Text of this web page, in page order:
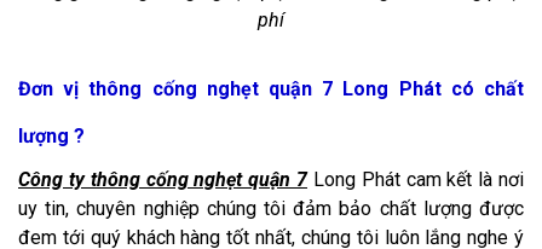
phí
Đơn vị thông cống nghẹt quận 7 Long Phát có chất
lượng ?
Công ty thông cống nghẹt quận 7Long Phát cam kết là nơi
uy tin, chuyên nghiệp chúng tôi đảm bảo chất lượng được
đem tới quý khách hàng tốt nhất, chúng tôi luôn lắng nghe ý